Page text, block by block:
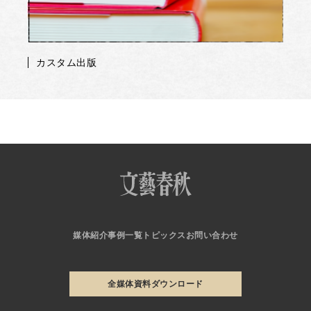
カスタム出版
媒体紹介事例一覧 トピックス お問い合わせ
全媒体資料ダウンロード